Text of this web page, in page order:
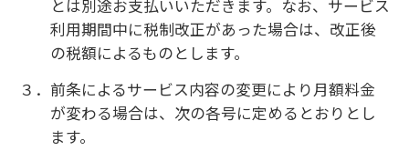
し、第１４条に定める解除事由が認められる場
合や指示書の内容等により更新いただけない場
合があります。
ビスの運営継続が困難と判断した場合、６か月
の予告期間を定めてお客様に通知することによ
り、当該予告期間の経過をもって本サービスを終
了することがあります。